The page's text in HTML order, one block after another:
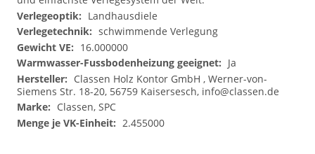
Landhausdiele
schwimmende Verlegung
16.000000
Ja
Classen Holz Kontor GmbH , Werner-von-
Siemens Str. 18-20, 56759 Kaisersesch, info@classen.de
Classen, SPC
2.455000